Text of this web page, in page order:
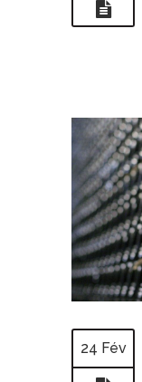
24 Fév